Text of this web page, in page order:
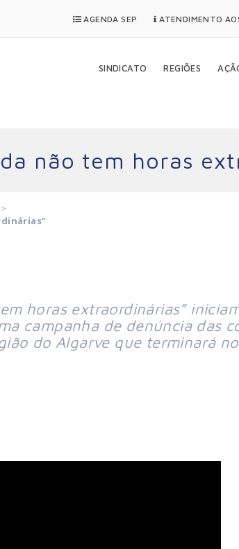
AGENDA SEP ATENDIMENTO
SINDICATO REGIÕES
não tem horas
>
horas extraordinárias”
campanha de denúncia das
do Algarve que terminará